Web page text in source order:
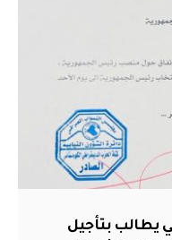
يطالب بتأجيل